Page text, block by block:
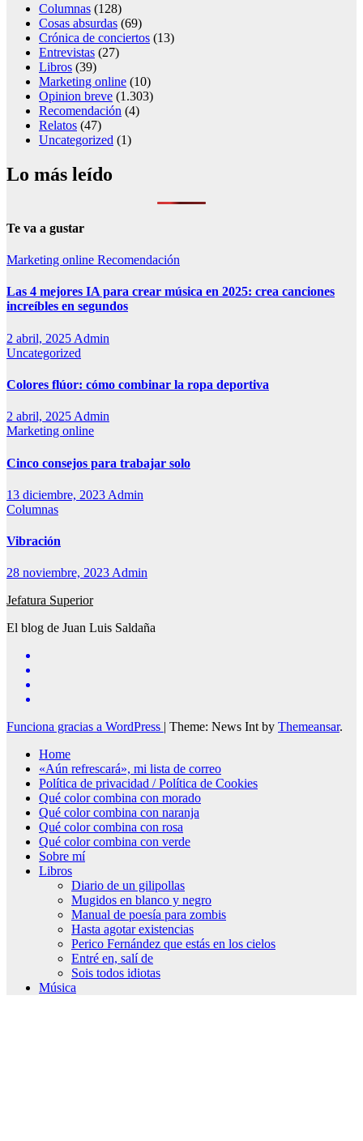
Columnas (128)
Cosas absurdas (69)
Crónica de conciertos (13)
Entrevistas (27)
Libros (39)
Marketing online (10)
Opinion breve (1.303)
Recomendación (4)
Relatos (47)
Uncategorized (1)
Lo más leído
Te va a gustar
Marketing online Recomendación
Las 4 mejores IA para crear música en 2025: crea canciones
increíbles en segundos
2 abril, 2025 Admin
Uncategorized
Colores flúor: cómo combinar la ropa deportiva
2 abril, 2025 Admin
Marketing online
Cinco consejos para trabajar solo
13 diciembre, 2023 Admin
Columnas
Vibración
28 noviembre, 2023 Admin
Jefatura Superior
El blog de Juan Luis Saldaña
Funciona gracias a WordPress | Theme: News Int by Themeansar.
Home
«Aún refrescará», mi lista de correo
Política de privacidad / Política de Cookies
Qué color combina con morado
Qué color combina con naranja
Qué color combina con rosa
Qué color combina con verde
Sobre mí
Libros
Diario de un gilipollas
Mugidos en blanco y negro
Manual de poesía para zombis
Hasta agotar existencias
Perico Fernández que estás en los cielos
Entré en, salí de
Sois todos idiotas
Música